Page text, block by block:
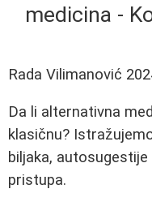
medicina -
Rada Vilimanović
Da li alternativna
klasičnu?
biljaka,
pristupa.